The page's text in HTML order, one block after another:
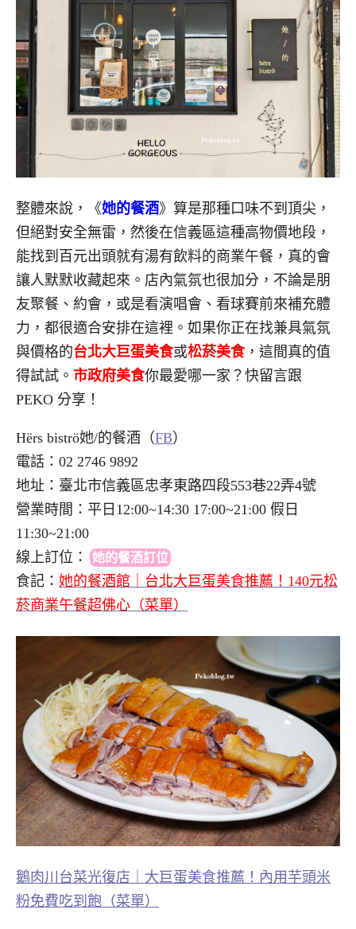
整體來說，《她的餐酒》算是那種口味不到頂尖，
但絕對安全無雷，然後在信義區這種高物價地段，
能找到百元出頭就有湯有飲料的商業午餐，真的會
讓人默默收藏起來。店內氣氛也很加分，不論是朋
友聚餐、約會，或是看演唱會、看球賽前來補充體
力，都很適合安排在這裡。如果你正在找兼具氣氛
與價格的台北大巨蛋美食或松菸美食，這間真的值
得試試。 市政府美食你最愛哪一家？快留言跟
PEKO 分享！
Hërs biströ她/的餐酒（FB）
電話：02 2746 9892
地址：臺北市信義區忠孝東路四段553巷22弄4號
營業時間：平日12:00~14:30 17:00~21:00 假日
11:30~21:00
線上訂位 ： 她的餐酒訂位
食記： 她的餐酒館｜台北大巨蛋美食推薦！140元松
菸商業午餐超佛心（菜單）
鵝肉川台菜光復店｜大巨蛋美食推薦！內用芋頭米
粉免費吃到飽（菜單）